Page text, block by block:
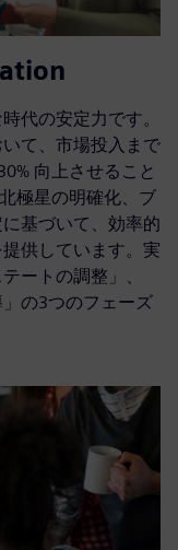
代の安定力です。
て、市場投入まで
向上させること
極星の明確化、ブ
基づいて、効率的
供しています。実
ートの調整」、
の3つのフェーズ